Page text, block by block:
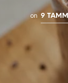
on 9